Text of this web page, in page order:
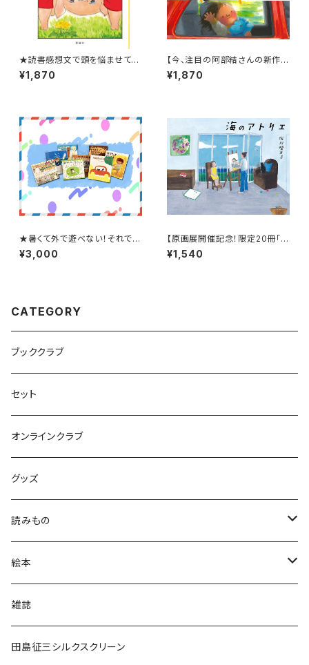
★読書感想文で頭を悩ませてい
る小学低学年へ★【半世紀以上
前に書かれた幼年童話が復
¥1,870
【今、注目の阿部結さんの新作】
『コット、はじめてのドライブ』
¥1,870
★暑くて外で遊べない！それでは
おうちで絵本タイム！★【8月スタ
ート！】2〜3才ブッククラブ(絵本
¥3,000
【原画展開催記念！限定20冊「希
望の宛名入りサイン本」】『海の
アトリエ』
¥1,540
CATEGORY
ブッククラブ
セット
オンラインクラブ
グッズ
読みもの
小学低学年〜
小学中学年〜
小学高学年〜
絵本
0〜2歳〜
3〜5歳〜
雑誌
田島征三シルクスクリーン